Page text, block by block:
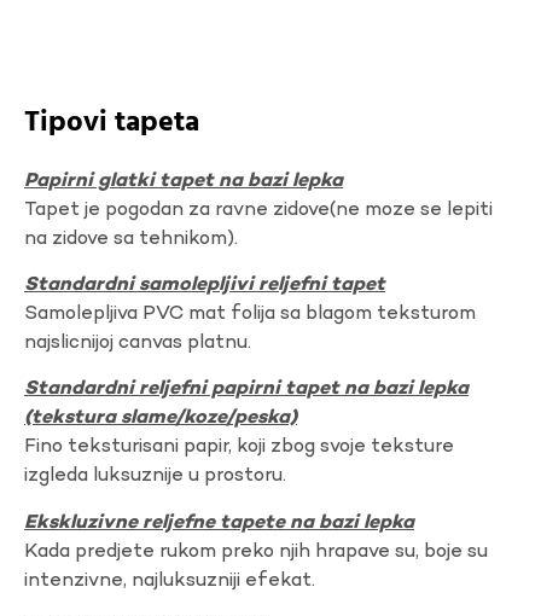
Tipovi tapeta
Papirni glatki tapet na bazi lepka
Tapet je pogodan za ravne zidove(ne moze se lepiti
na zidove sa tehnikom).
Standardni samolepljivi reljefni tapet
Samolepljiva PVC mat folija sa blagom teksturom
najslicnijoj canvas platnu.
Standardni reljefni papirni tapet na bazi lepka
(tekstura slame/koze/peska)
Fino teksturisani papir, koji zbog svoje teksture
izgleda luksuznije u prostoru.
Ekskluzivne reljefne tapete na bazi lepka
Kada predjete rukom preko njih hrapave su, boje su
intenzivne, najluksuzniji efekat.